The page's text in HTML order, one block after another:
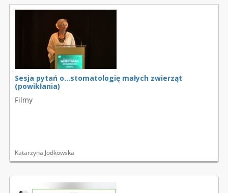
Sesja pytań o...stomatologię małych zwierząt
(powikłania)
Filmy
Katarzyna Jodkowska